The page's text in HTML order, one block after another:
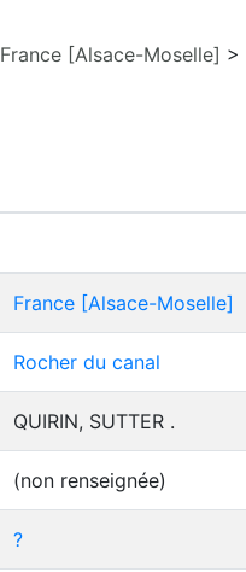
France [Alsace-Moselle] >
France [Alsace-Moselle]
Rocher du canal
QUIRIN, SUTTER .
(non renseignée)
?